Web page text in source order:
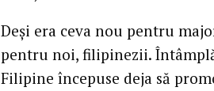
Deși era ceva nou pentru
pentru noi, filipinezii.
Filipine începuse deja să